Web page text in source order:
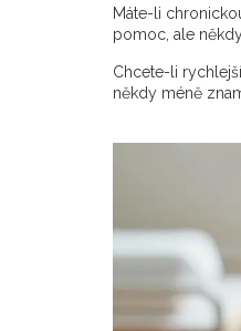
Máte-li
pomoc, ale
Chcete-li
někdy méně